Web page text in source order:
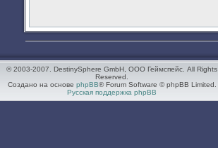
© 2003-2007. DestinySphere GmbH, ООО Геймспейс. All Rights
Reserved.
Создано на основе phpBB® Forum Software © phpBB Limited.
Русская поддержка phpBB